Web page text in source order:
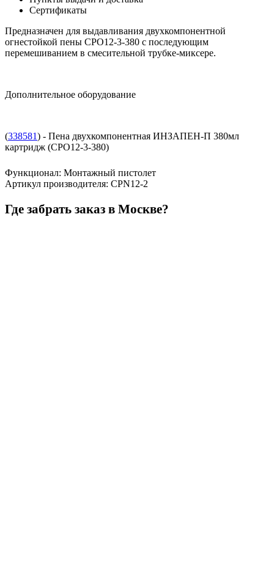
Сертификаты
Предназначен для выдавливания двухкомпонентной
огнестойкой пены CPO12-3-380 с последующим
перемешиванием в смесительной трубке-миксере.
Дополнительное оборудование
(338581) - Пена двухкомпонентная ИНЗАПЕН-П 380мл
картридж (CPO12-3-380)
Функционал: Монтажный пистолет
Артикул производителя: CPN12-2
Где забрать заказ в Москве?